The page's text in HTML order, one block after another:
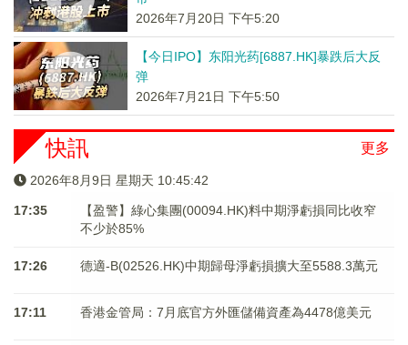
2026年7月20日 下午5:20
【今日IPO】东阳光药[6887.HK]暴跌后大反
弹
2026年7月21日 下午5:50
更多
快訊
2026年8月9日 星期天 10:45:42
17:35
【盈警】綠心集團(00094.HK)料中期淨虧損同比收窄
不少於85%
17:26 德適-B(02526.HK)中期歸母淨虧損擴大至5588.3萬元
17:11 香港金管局：7月底官方外匯儲備資產為4478億美元